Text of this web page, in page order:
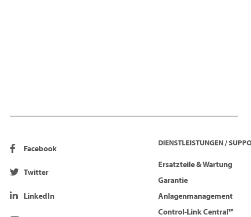
Facebook
Twitter
LinkedIn
DIENSTLEISTUNGEN /
Ersatzteile & Wartung
Garantie
Anlagenmanagement
Control-Link Central™